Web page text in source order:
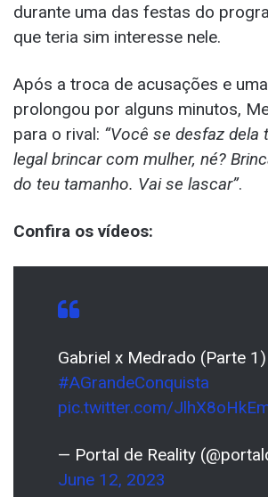
durante uma das festas do
que teria sim interesse nele.
Após a troca de acusações e
prolongou por alguns minutos,
para o rival: “Você se desfaz dela
legal brincar com mulher, né?
do teu tamanho. Vai se lascar”.
Confira os vídeos:
Gabriel x Medrado (Parte 1)
#AGrandeConquista
pic.twitter.com/
— Portal de Reality
June 12, 2023